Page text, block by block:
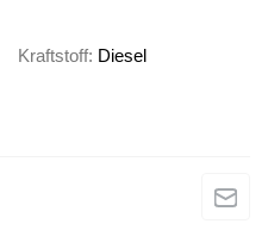
Kraftstoff Diesel